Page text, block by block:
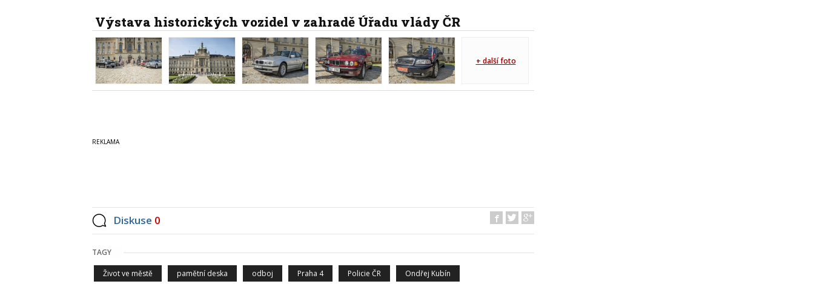
Výstava historických vozidel v zahradě Úřadu vlády ČR
+ další foto
Diskuse 0
TAGY
Život ve městě pamětní deska odboj Praha 4 Policie ČR Ondřej Kubín